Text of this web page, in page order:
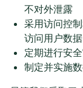
不对外泄露
采用访问控
访问用户数据
定期进行安
制定并实施